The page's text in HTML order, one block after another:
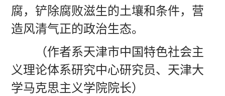
腐，铲除腐败滋生的土壤和条件，营
造风清气正的政治生态。
（作者系天津市中国特色社会主
义理论体系研究中心研究员、天津大
学马克思主义学院院长）